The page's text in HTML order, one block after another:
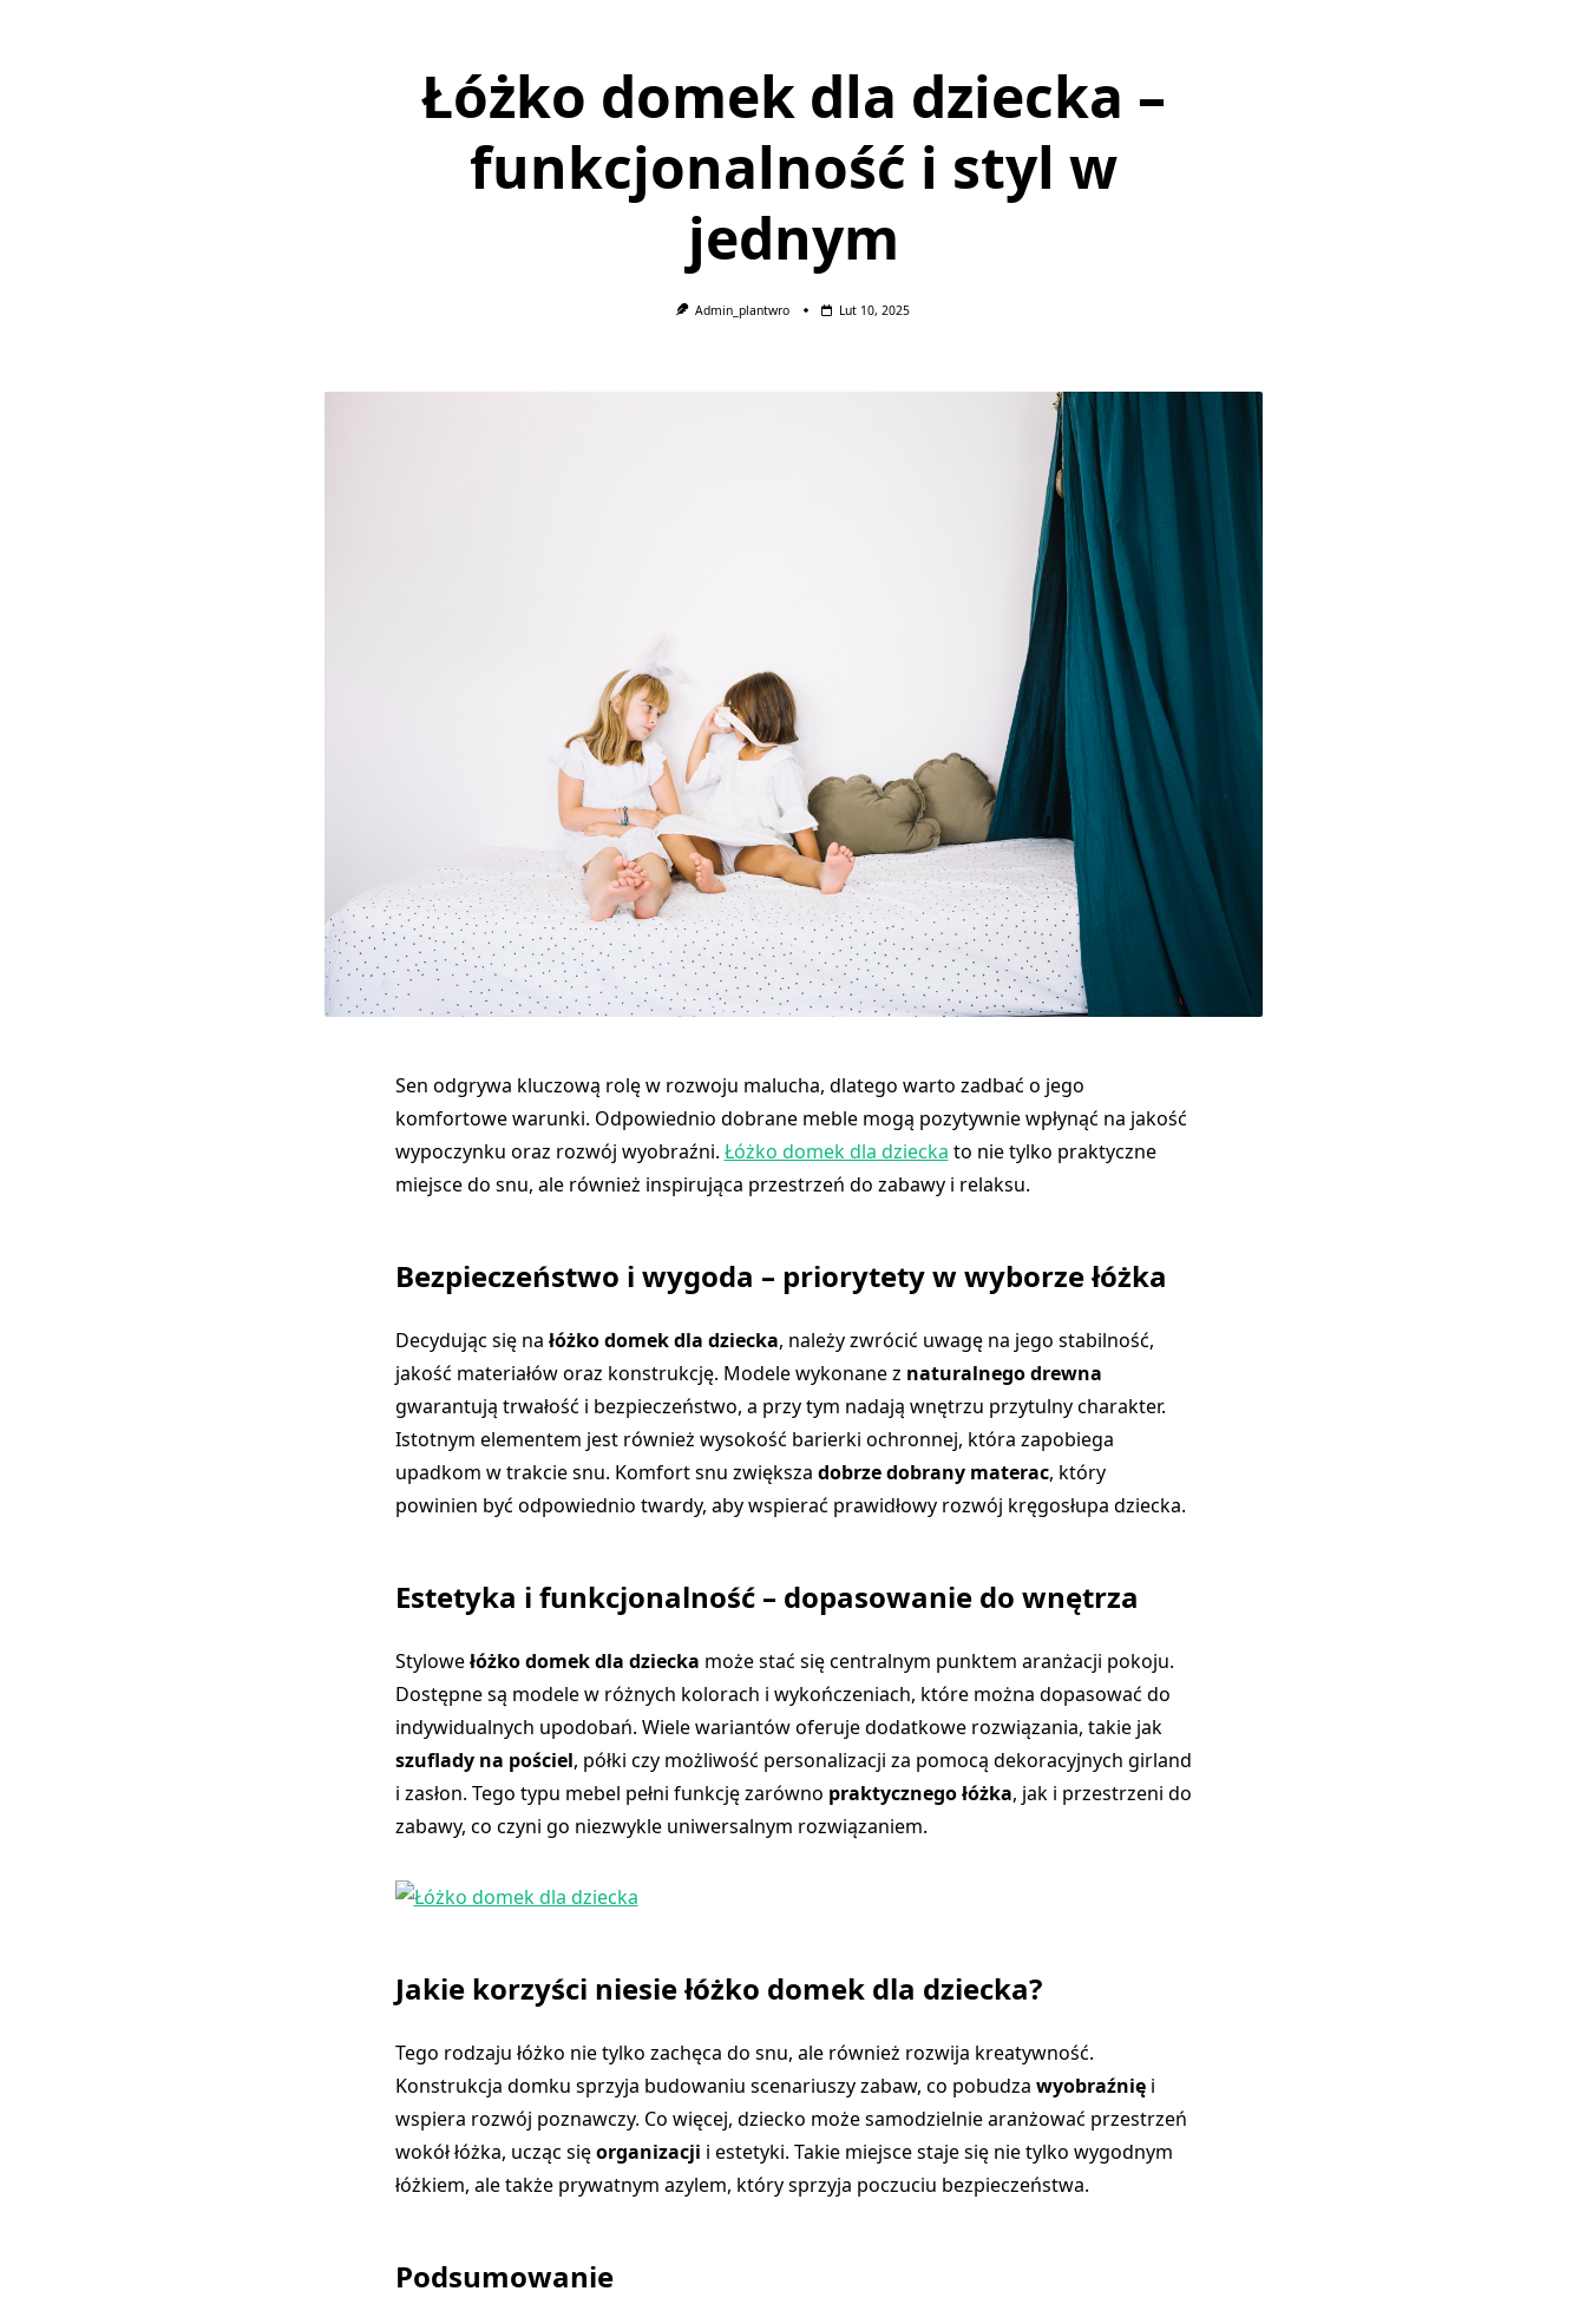
Łóżko domek dla dziecka –
funkcjonalność i styl w
jednym
Admin_plantwro Lut 10, 2025
Sen odgrywa kluczową rolę w rozwoju malucha, dlatego warto zadbać o jego
komfortowe warunki. Odpowiednio dobrane meble mogą pozytywnie wpłynąć na jakość
wypoczynku oraz rozwój wyobraźni. Łóżko domek dla dziecka to nie tylko praktyczne
miejsce do snu, ale również inspirująca przestrzeń do zabawy i relaksu.
Bezpieczeństwo i wygoda – priorytety w wyborze łóżka
Decydując się na łóżko domek dla dziecka, należy zwrócić uwagę na jego stabilność,
jakość materiałów oraz konstrukcję. Modele wykonane z naturalnego drewna
gwarantują trwałość i bezpieczeństwo, a przy tym nadają wnętrzu przytulny charakter.
Istotnym elementem jest również wysokość barierki ochronnej, która zapobiega
upadkom w trakcie snu. Komfort snu zwiększa dobrze dobrany materac, który
powinien być odpowiednio twardy, aby wspierać prawidłowy rozwój kręgosłupa dziecka.
Estetyka i funkcjonalność – dopasowanie do wnętrza
Stylowełóżko domek dla dziecka może stać się centralnym punktem aranżacji pokoju.
Dostępne są modele w różnych kolorach i wykończeniach, które można dopasować do
indywidualnych upodobań. Wiele wariantów oferuje dodatkowe rozwiązania, takie jak
szuflady na pościel, półki czy możliwość personalizacji za pomocą dekoracyjnych girland
i zasłon. Tego typu mebel pełni funkcję zarówno praktycznego łóżka, jak i przestrzeni do
zabawy, co czyni go niezwykle uniwersalnym rozwiązaniem.
Jakie korzyści niesie łóżko domek dla dziecka?
Tego rodzaju łóżko nie tylko zachęca do snu, ale również rozwija kreatywność.
Konstrukcja domku sprzyja budowaniu scenariuszy zabaw, co pobudza wyobraźnięi
wspiera rozwój poznawczy. Co więcej, dziecko może samodzielnie aranżować przestrzeń
wokół łóżka, ucząc sięorganizacji i estetyki. Takie miejsce staje się nie tylko wygodnym
łóżkiem, ale także prywatnym azylem, który sprzyja poczuciu bezpieczeństwa.
Podsumowanie